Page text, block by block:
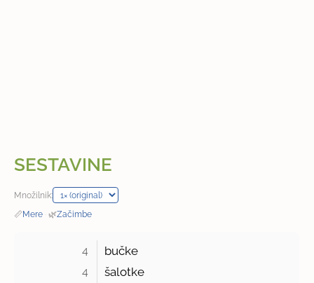
SESTAVINE
Množilnik:
📏Mere · 🌿Začimbe
4 bučke
4 šalotke